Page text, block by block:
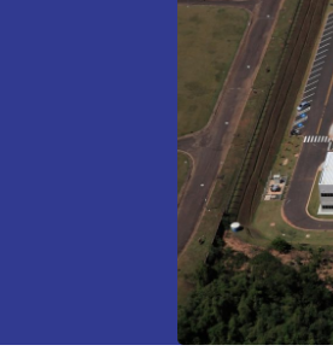
Conheça aqui!